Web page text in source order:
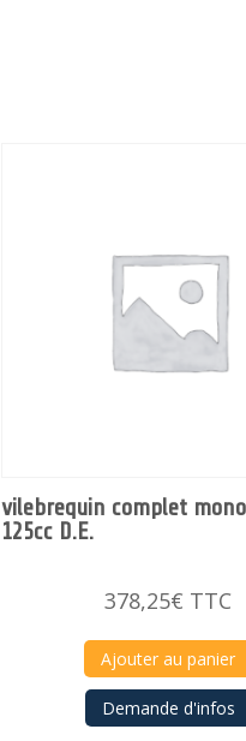
vilebrequin complet
125cc D.E.
378,25€ TTC
Ajouter au panier
Demande d'infos